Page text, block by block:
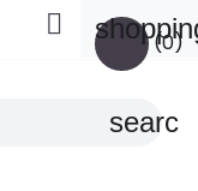
(0)

search